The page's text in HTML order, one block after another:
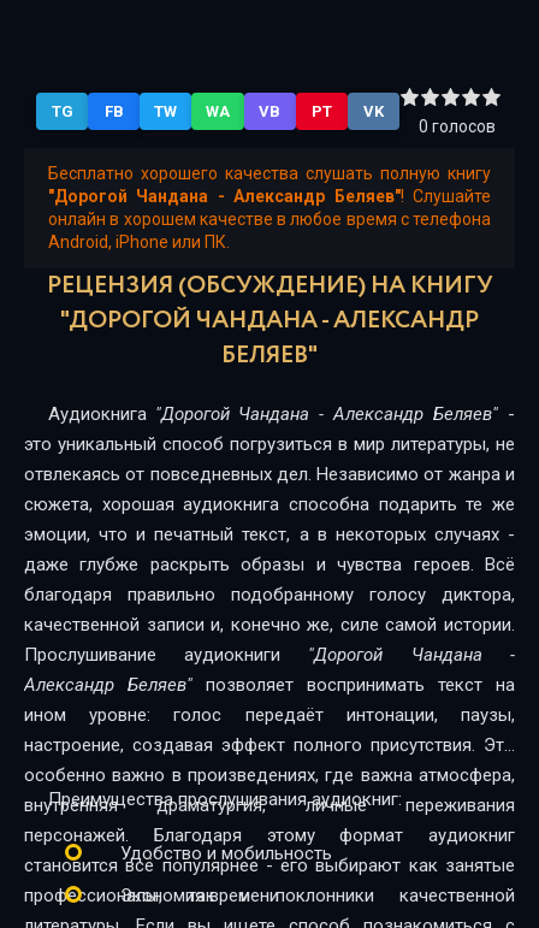
TG FB TW WA VB PT VK
0 голосов
Бесплатно хорошего качества слушать полную книгу
"Дорогой Чандана - Александр Беляев"! Слушайте
онлайн в хорошем качестве в любое время с телефона
Android, iPhone или ПК.
РЕЦЕНЗИЯ (ОБСУЖДЕНИЕ) НА КНИГУ
"ДОРОГОЙ ЧАНДАНА - АЛЕКСАНДР
БЕЛЯЕВ"
Аудиокнига "Дорогой Чандана - Александр Беляев"-
это уникальный способ погрузиться в мир литературы, не
отвлекаясь от повседневных дел. Независимо от жанра и
сюжета, хорошая аудиокнига способна подарить те же
эмоции, что и печатный текст, а в некоторых случаях -
даже глубже раскрыть образы и чувства героев. Всё
благодаря правильно подобранному голосу диктора,
качественной записи и, конечно же, силе самой истории.
Прослушивание аудиокниги "Дорогой Чандана -
Александр Беляев" позволяет воспринимать текст на
ином уровне: голос передаёт интонации, паузы,
настроение, создавая эффект полного присутствия. Это
особенно важно в произведениях, где важна атмосфера,
внутренняя драматургия, личные переживания
персонажей. Благодаря этому формат аудиокниг
становится всё популярнее - его выбирают как занятые
профессионалы, так и поклонники качественной
Преимущества прослушивания аудиокниг:
Удобство и мобильность
Экономия времени